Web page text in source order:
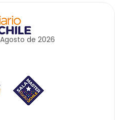
Agosto de 2026